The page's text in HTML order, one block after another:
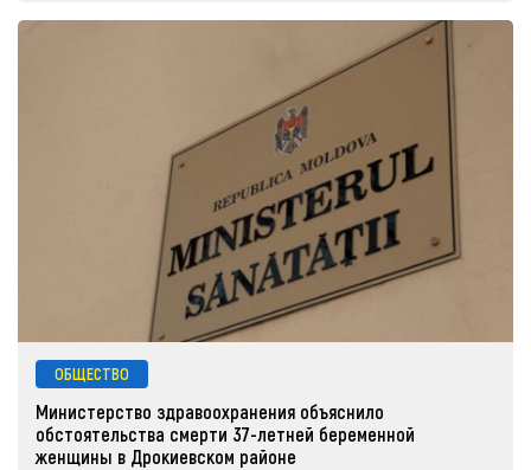
ОБЩЕСТВО
Министерство здравоохранения объяснило
обстоятельства смерти 37-летней беременной
женщины в Дрокиевском районе